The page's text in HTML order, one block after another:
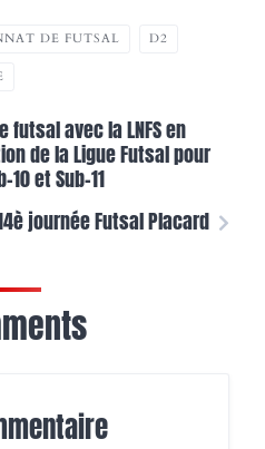
DE FUTSAL D2
futsal avec la LNFS en
de la Ligue Futsal pour
et Sub-11
journée Futsal Placard